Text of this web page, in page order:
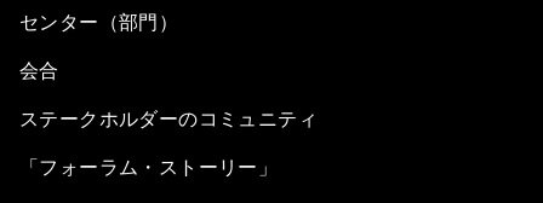
センター（部門）
会合
ステークホルダーのコミュニティ
「フォーラム・ストーリー」